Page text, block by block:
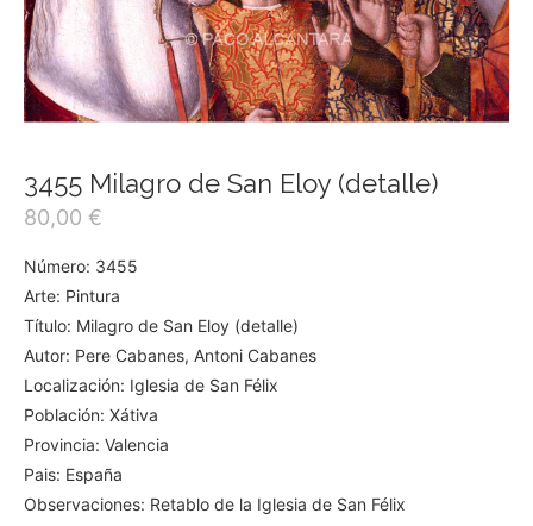
3455 Milagro de San Eloy (detalle)
80,00 €
Número: 3455
Arte: Pintura
Título: Milagro de San Eloy (detalle)
Autor: Pere Cabanes, Antoni Cabanes
Localización: Iglesia de San Félix
Población: Xátiva
Provincia: Valencia
Pais: España
Observaciones: Retablo de la Iglesia de San Félix